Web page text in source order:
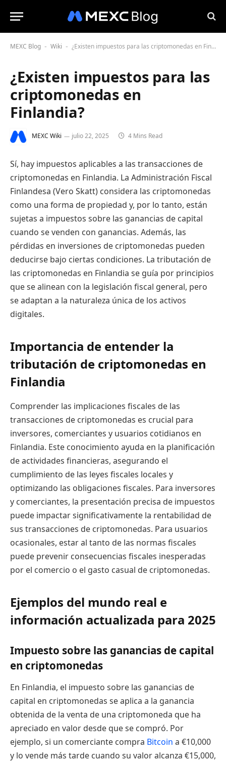
MEXC Blog - Wiki - ¿Existen impuestos para las criptomonedas en Finlandia?
¿Existen impuestos para las
criptomonedas en
Finlandia?
MEXC Wiki julio 22, 2025 4 Mins Read
Sí, hay impuestos aplicables a las transacciones de
criptomonedas en Finlandia. La Administración Fiscal
Finlandesa (Vero Skatt) considera las criptomonedas
como una forma de propiedad y, por lo tanto, están
sujetas a impuestos sobre las ganancias de capital
cuando se venden con ganancias. Además, las
pérdidas en inversiones de criptomonedas pueden
deducirse bajo ciertas condiciones. La tributación de
las criptomonedas en Finlandia se guía por principios
que se alinean con la legislación fiscal general, pero
se adaptan a la naturaleza única de los activos
digitales.
Importancia de entender la
tributación de criptomonedas en
Finlandia
Comprender las implicaciones fiscales de las
transacciones de criptomonedas es crucial para
inversores, comerciantes y usuarios cotidianos en
Finlandia. Este conocimiento ayuda en la planificación
de actividades financieras, asegurando el
cumplimiento de las leyes fiscales locales y
optimizando las obligaciones fiscales. Para inversores
y comerciantes, la presentación precisa de impuestos
puede impactar significativamente la rentabilidad de
sus transacciones de criptomonedas. Para usuarios
ocasionales, estar al tanto de las normas fiscales
puede prevenir consecuencias fiscales inesperadas
por el comercio o el gasto casual de criptomonedas.
Ejemplos del mundo real e
información actualizada para 2025
Impuesto sobre las ganancias de capital
en criptomonedas
En Finlandia, el impuesto sobre las ganancias de
capital en criptomonedas se aplica a la ganancia
obtenida de la venta de una criptomoneda que ha
apreciado en valor desde que se compró. Por
ejemplo, si un comerciante compra Bitcoin a €10,000
y lo vende más tarde cuando su valor alcanza €15,000,